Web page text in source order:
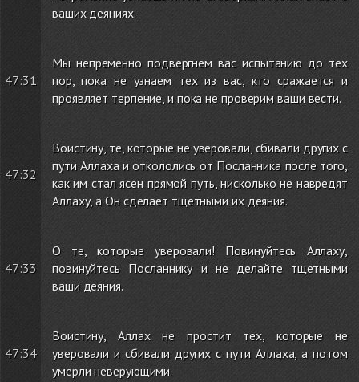
ваших деяниях.
47:31
Мы непременно подвергнем вас испытанию до тех
пор, пока не узнаем тех из вас, кто сражается и
проявляет терпение, и пока не проверим ваши вести.
47:32
Воистину, те, которые не уверовали, сбивали других с
пути Аллаха и откололись от Посланника после того,
как им стал ясен прямой путь, нисколько не навредят
Аллаху, а Он сделает тщетными их деяния.
47:33
О те, которые уверовали! Повинуйтесь Аллаху,
повинуйтесь Посланнику и не делайте тщетными
ваши деяния.
47:34
Воистину, Аллах не простит тех, которые не
уверовали и сбивали других с пути Аллаха, а потом
умерли неверующими.